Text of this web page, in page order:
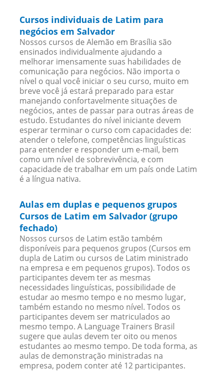
Cursos individuais de Latim para
negócios em Salvador
Nossos cursos de Alemão em Brasília são
ensinados individualmente ajudando a
melhorar imensamente suas habilidades de
comunicação para negócios. Não importa o
nível o qual você iniciar o seu curso, muito em
breve você já estará preparado para estar
manejando confortavelmente situações de
negócios, antes de passar para outras áreas de
estudo. Estudantes do nível iniciante devem
esperar terminar o curso com capacidades de:
atender o telefone, competências linguísticas
para entender e responder um e-mail, bem
como um nível de sobrevivência, e com
capacidade de trabalhar em um país onde Latim
é a língua nativa.
Aulas em duplas e pequenos grupos
Cursos de Latim em Salvador (grupo
fechado)
Nossos cursos de Latim estão também
disponíveis para pequenos grupos (Cursos em
dupla de Latim ou cursos de Latim ministrado
na empresa e em pequenos grupos). Todos os
participantes devem ter as mesmas
necessidades linguísticas, possibilidade de
estudar ao mesmo tempo e no mesmo lugar,
também estando no mesmo nível. Todos os
participantes devem ser matriculados ao
mesmo tempo. A Language Trainers Brasil
sugere que aulas devem ter oito ou menos
estudantes ao mesmo tempo. De toda forma, as
aulas de demonstração ministradas na
empresa, podem conter até 12 participantes.